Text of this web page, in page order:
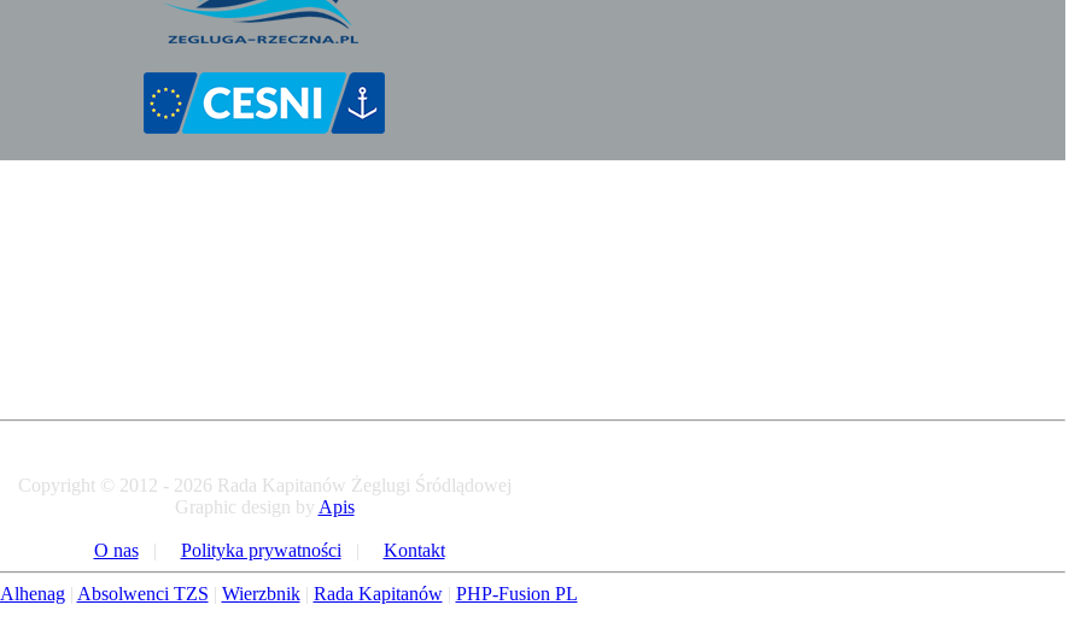
Copyright © 2012 - 2026 Rada Kapitanów Żeglugi Śródlądowej
Graphic design by Apis
O nas| Polityka prywatności | Kontakt
Alhenag| Absolwenci TZS | Wierzbnik| Rada Kapitanów| PHP-Fusion PL